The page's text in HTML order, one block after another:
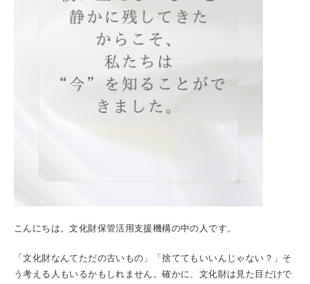
こんにちは。文化財保管活用支援機構の中の人です。
「文化財なんてただの古いもの」「捨ててもいいんじゃない？」そ
う考える人もいるかもしれません。確かに、文化財は見た目だけで